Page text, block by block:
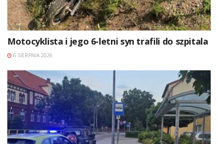
Motocyklista i jego 6-letni syn trafili do szpitala
6 SIERPNIA 2026